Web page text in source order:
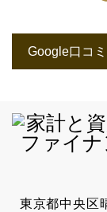
Google口コミ
東京都中央区